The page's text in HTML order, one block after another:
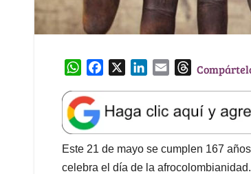
W
a
t
s
A
p
e
b
o
o
k
e
d
I
l
T
e
a
d
s
Este 21 de mayo se cumplen 167
celebra el día de la